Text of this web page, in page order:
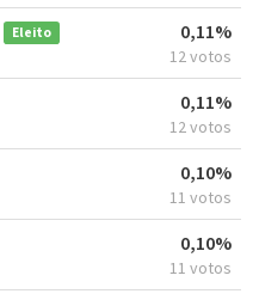
Eleito 0,11%
12 votos
0,11%
12 votos
0,10%
11 votos
0,10%
11 votos